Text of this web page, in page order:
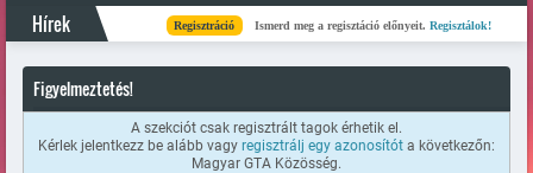
Hírek Regisztráció Ismerd meg a regisztáció előnyeit.Regisztálok!
Figyelmeztetés!
A szekciót csak regisztrált tagok érhetik el.
Kérlek jelentkezz be alább vagy regisztrálj egy azonosítót a következőn:
Magyar GTA Közösség.